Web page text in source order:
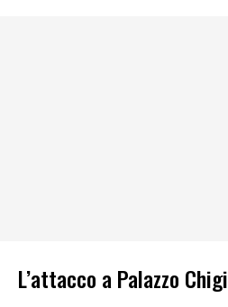
L’attacco a Palazzo Chigi